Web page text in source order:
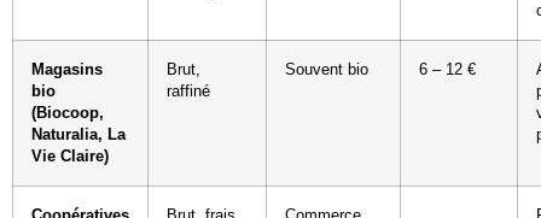
Magasins
bio
(Biocoop,
Naturalia, La
Vie Claire)
Brut,
raffiné
Souvent bio 6 – 12 €